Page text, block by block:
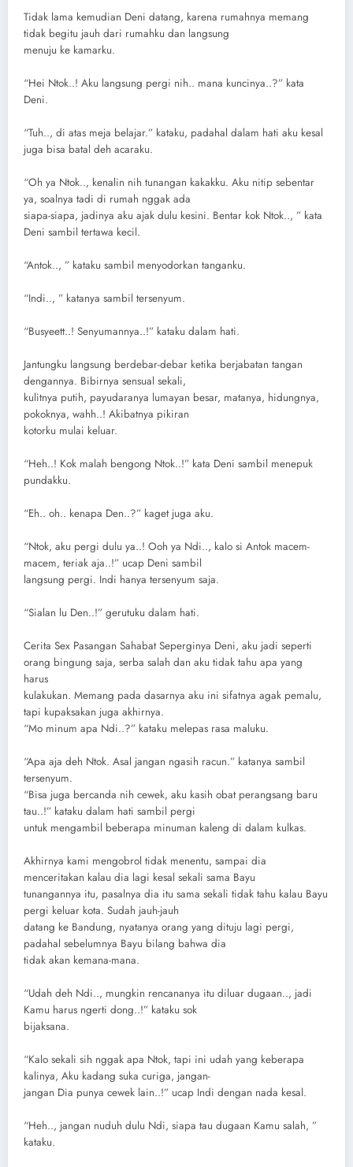
Tidak lama kemudian Deni datang, karena rumahnya memang
tidak begitu jauh dari rumahku dan langsung
menuju ke kamarku.
“Hei Ntok..! Aku langsung pergi nih.. mana kuncinya..?” kata
Deni.
“Tuh.., di atas meja belajar.” kataku, padahal dalam hati aku kesal
juga bisa batal deh acaraku.
“Oh ya Ntok.., kenalin nih tunangan kakakku. Aku nitip sebentar
ya, soalnya tadi di rumah nggak ada
siapa-siapa, jadinya aku ajak dulu kesini. Bentar kok Ntok.., ” kata
Deni sambil tertawa kecil.
“Antok.., ” kataku sambil menyodorkan tanganku.
“Indi.., ” katanya sambil tersenyum.
“Busyeett..! Senyumannya..!” kataku dalam hati.
Jantungku langsung berdebar-debar ketika berjabatan tangan
dengannya. Bibirnya sensual sekali,
kulitnya putih, payudaranya lumayan besar, matanya, hidungnya,
pokoknya, wahh..! Akibatnya pikiran
kotorku mulai keluar.
“Heh..! Kok malah bengong Ntok..!” kata Deni sambil menepuk
pundakku.
“Eh.. oh.. kenapa Den..?” kaget juga aku.
“Ntok, aku pergi dulu ya..! Ooh ya Ndi.., kalo si Antok macem-
macem, teriak aja..!” ucap Deni sambil
langsung pergi. Indi hanya tersenyum saja.
“Sialan lu Den..!” gerutuku dalam hati.
Cerita Sex Pasangan Sahabat Seperginya Deni, aku jadi seperti
orang bingung saja, serba salah dan aku tidak tahu apa yang
harus
kulakukan. Memang pada dasarnya aku ini sifatnya agak pemalu,
tapi kupaksakan juga akhirnya.
“Mo minum apa Ndi..?” kataku melepas rasa maluku.
“Apa aja deh Ntok. Asal jangan ngasih racun.” katanya sambil
tersenyum.
“Bisa juga bercanda nih cewek, aku kasih obat perangsang baru
tau..!” kataku dalam hati sambil pergi
untuk mengambil beberapa minuman kaleng di dalam kulkas.
Akhirnya kami mengobrol tidak menentu, sampai dia
menceritakan kalau dia lagi kesal sekali sama Bayu
tunangannya itu, pasalnya dia itu sama sekali tidak tahu kalau Bayu
pergi keluar kota. Sudah jauh-jauh
datang ke Bandung, nyatanya orang yang dituju lagi pergi,
padahal sebelumnya Bayu bilang bahwa dia
tidak akan kemana-mana.
“Udah deh Ndi.., mungkin rencananya itu diluar dugaan.., jadi
Kamu harus ngerti dong..!” kataku sok
bijaksana.
“Kalo sekali sih nggak apa Ntok, tapi ini udah yang keberapa
kalinya, Aku kadang suka curiga, jangan-
jangan Dia punya cewek lain..!” ucap Indi dengan nada kesal.
“Heh.., jangan nuduh dulu Ndi, siapa tau dugaan Kamu salah, ”
kataku.